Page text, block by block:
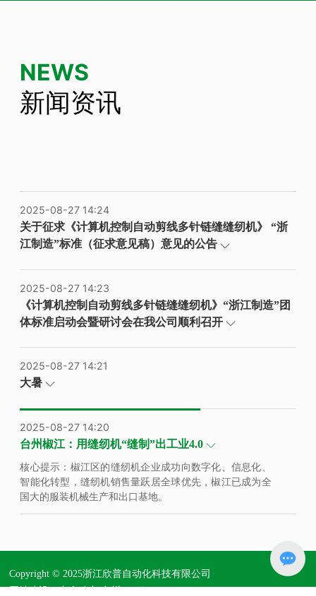
NEWS
新闻资讯
2025-08-27 14:24
关于征求《计算机控制自动剪线多针链缝缝纫机》 “浙
江制造”标准（征求意见稿）意见的公告
2025-08-27 14:23
《计算机控制自动剪线多针链缝缝纫机》“浙江制造”团
体标准启动会暨研讨会在我公司顺利召开
2025-08-27 14:21
大暑
2025-08-27 14:20
台州椒江：用缝纫机“缝制”出工业4.0
核心提示：椒江区的缝纫机企业成功向数字化、信息化、
智能化转型，缝纫机销售量跃居全球优先，椒江已成为全
国大的服装机械生产和出口基地。
Copyright © 2025浙江欣普自动化科技有限公司
网站建设：中企动力 台州SEO标签